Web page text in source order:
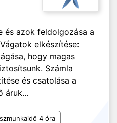
és azok feldolgozása a
elkészítése:
hogy magas
Számla
és csatolása a
áruk...
4 óra